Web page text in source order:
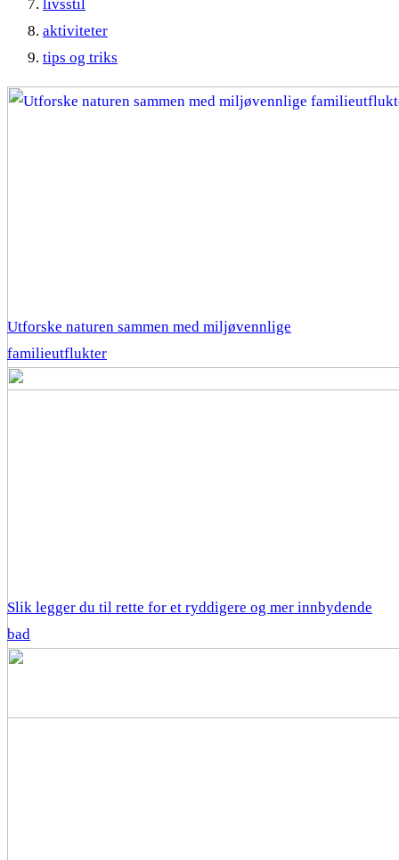
livsstil
aktiviteter
tips og triks
Utforske naturen sammen med miljøvennlige
familieutflukter
Slik legger du til rette for et ryddigere og mer innbydende
bad